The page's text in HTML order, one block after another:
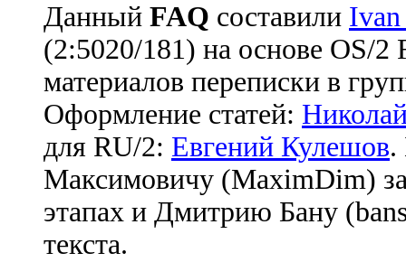
Данный FAQ cоставили
(2:5020/181) на основе OS/
материалов переписки в
Оформление статей:
для RU/2: Евгений Кулешов.
Максимовичу (MaximDim)
этапах и Дмитрию Бану
текста.